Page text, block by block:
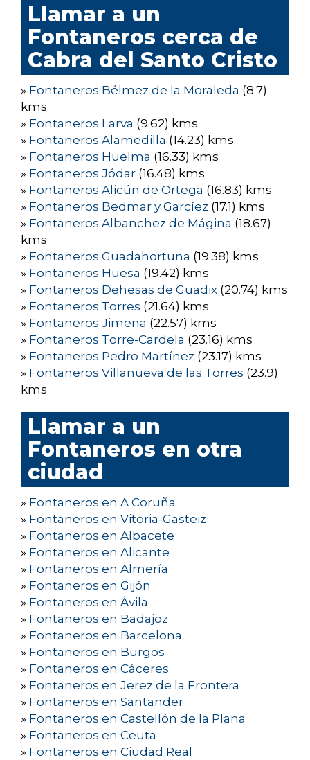
Llamar a un
Fontaneros cerca de
Cabra del Santo Cristo
» Fontaneros Bélmez de la Moraleda (8.7)
kms
» Fontaneros Larva (9.62) kms
» Fontaneros Alamedilla (14.23) kms
» Fontaneros Huelma (16.33) kms
» Fontaneros Jódar (16.48) kms
» Fontaneros Alicún de Ortega (16.83) kms
» Fontaneros Bedmar y Garcíez (17.1) kms
» Fontaneros Albanchez de Mágina (18.67)
kms
» Fontaneros Guadahortuna (19.38) kms
» Fontaneros Huesa (19.42) kms
» Fontaneros Dehesas de Guadix (20.74) kms
» Fontaneros Torres (21.64) kms
» Fontaneros Jimena (22.57) kms
» Fontaneros Torre-Cardela (23.16) kms
» Fontaneros Pedro Martínez (23.17) kms
» Fontaneros Villanueva de las Torres (23.9)
kms
Llamar a un
Fontaneros en otra
ciudad
» Fontaneros en A Coruña
» Fontaneros en Vitoria-Gasteiz
» Fontaneros en Albacete
» Fontaneros en Alicante
» Fontaneros en Almería
» Fontaneros en Gijón
» Fontaneros en Ávila
» Fontaneros en Badajoz
» Fontaneros en Barcelona
» Fontaneros en Burgos
» Fontaneros en Cáceres
» Fontaneros en Jerez de la Frontera
» Fontaneros en Santander
» Fontaneros en Castellón de la Plana
» Fontaneros en Ceuta
» Fontaneros en Ciudad Real